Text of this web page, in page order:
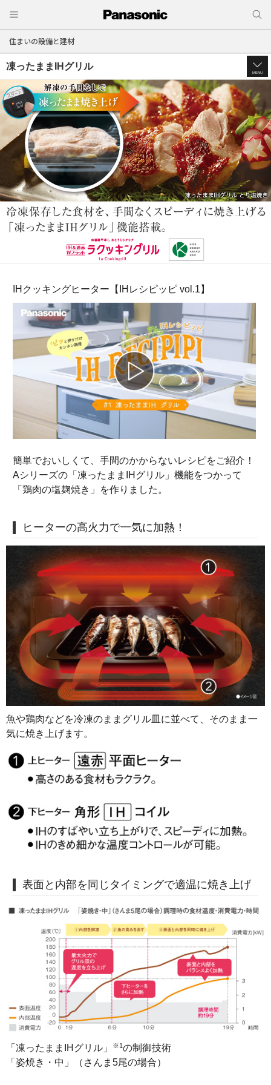
住まいの設備と建材
凍ったままIHグリル
MENU
IHクッキングヒーター【IHレシピッピ vol.1】
簡単でおいしくて、手間のかからないレシピをご紹介！
Aシリーズの「凍ったままIHグリル」機能をつかって
「鶏肉の塩麹焼き」を作りました。
ヒーターの高火力で一気に加熱！
魚や鶏肉などを冷凍のままグリル皿に並べて、そのまま一
気に焼き上げます。
表面と内部を同じタイミングで適温に焼き上げ
「凍ったままIHグリル」 ※1 の制御技術
「姿焼き・中」（さんま5尾の場合）